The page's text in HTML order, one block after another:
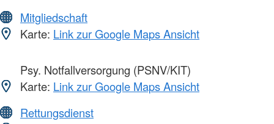
Mitgliedschaft
Karte: Link zur Google Maps Ansicht
Psy. Notfallversorgung (PSNV/KIT)
Karte: Link zur Google Maps Ansicht
Rettungsdienst